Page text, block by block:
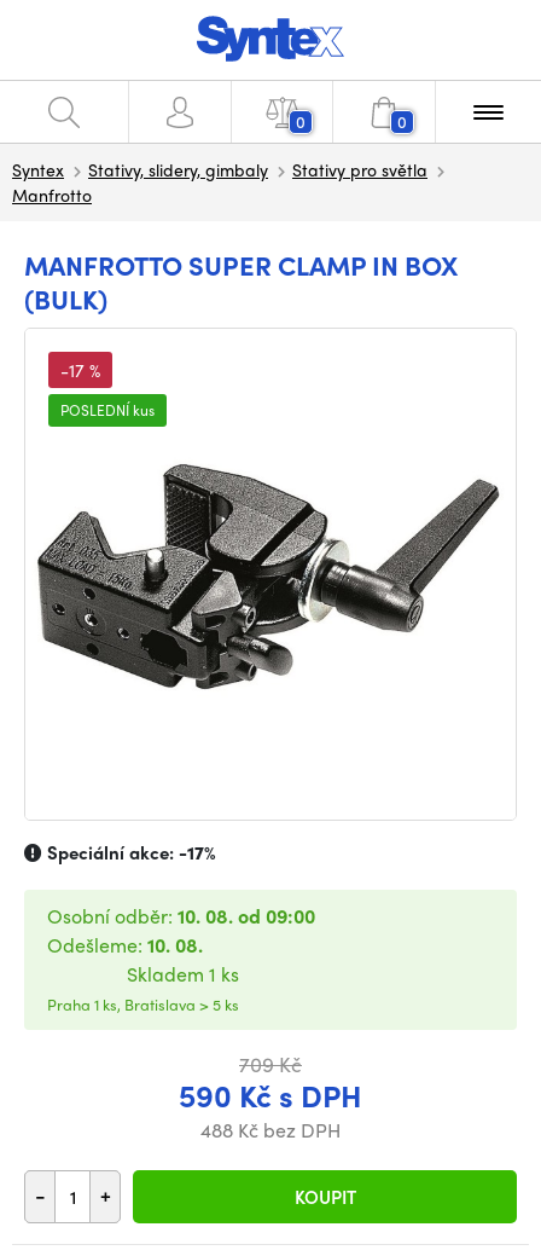
0 0
Syntex Stativy, slidery, gimbaly
Stativy pro světla
Manfrotto
MANFROTTO SUPER CLAMP IN BOX
(BULK)
-17 %
POSLEDNÍ kus
Speciální akce:-17%
709 Kč
590 Kč s DPH
488 Kč bez DPH
- + KOUPIT
Osobní odběr: 10. 08. od 09:00
Odešleme: 10. 08.
Skladem 1 ks
Praha 1 ks, Bratislava > 5 ks